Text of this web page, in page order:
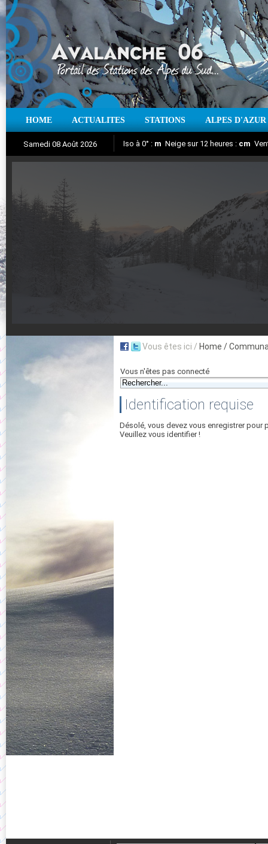
HOME ACTUALITES STATIONS ALPES D'AZUR
Samedi 08 Août 2026
Aujourd'hui : T° Min :
Iso à 0° : m Neige sur 12 heures : cm
Suivez en direct l'actualité des stations
Vous êtes ici / Home /
Vous n'êtes pas connecté
Identification requise
Désolé, vous devez vous enregistrer pour
Veuillez vous identifier !